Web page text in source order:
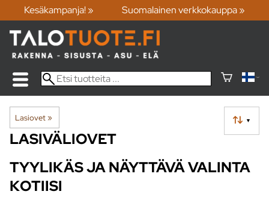
Kesäkampanja! » Suomalainen verkkokauppa »
Lasiovet‪» ▼
LASIVÄLIOVET
TYYLIKÄS JA NÄYTTÄVÄ VALINTA
KOTIISI